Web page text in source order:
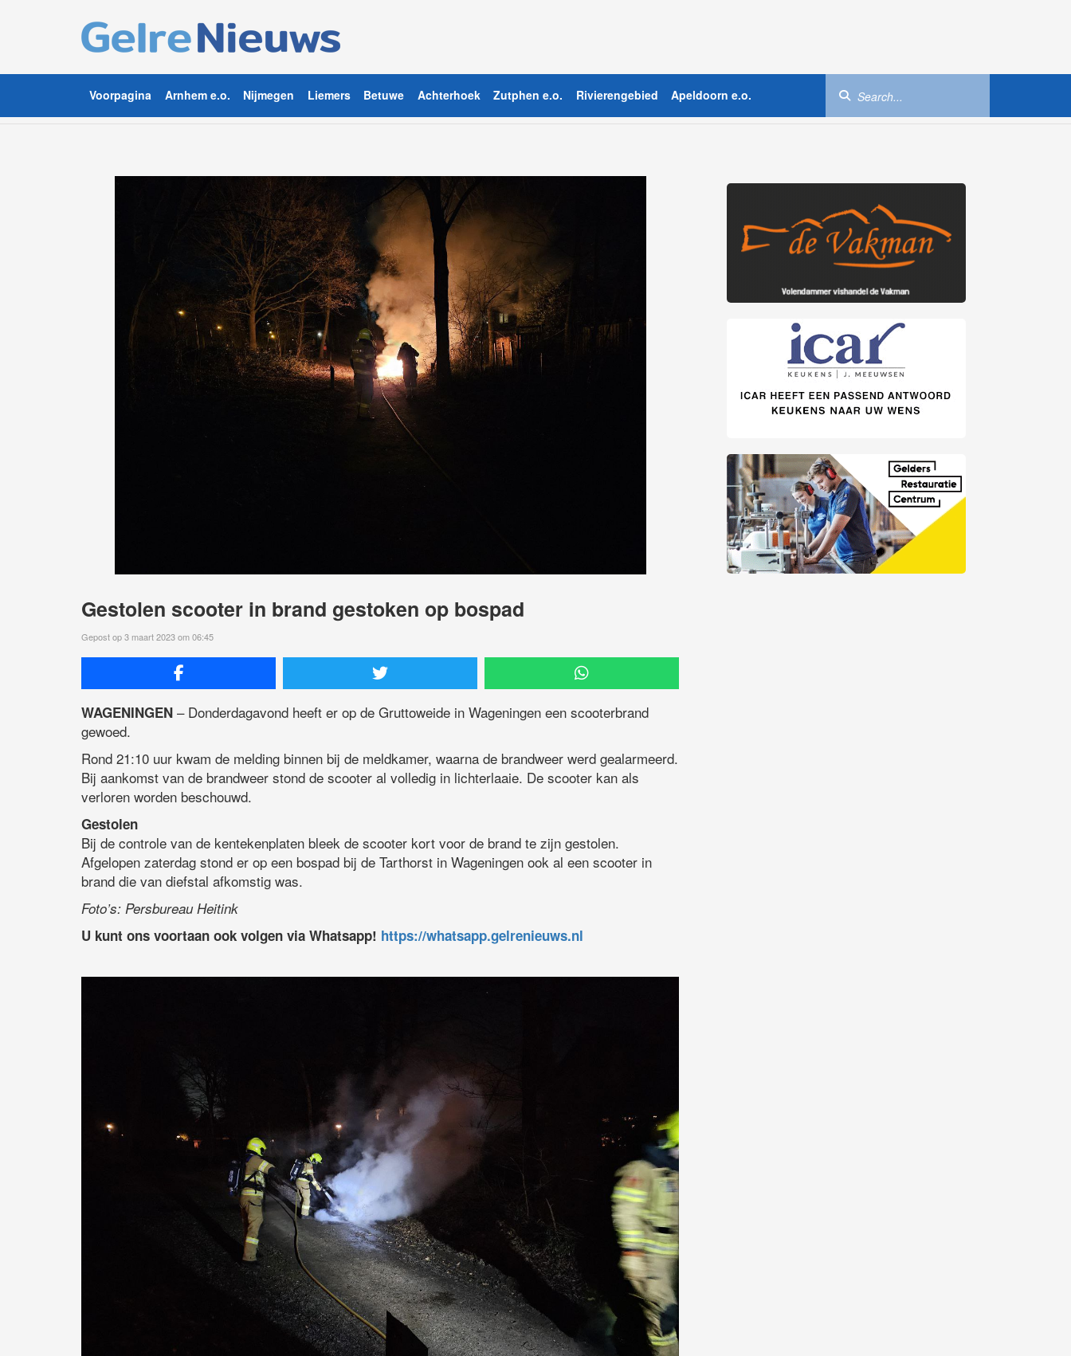
Voorpagina Arnhem e.o. Nijmegen Liemers Betuwe Achterhoek Zutphen e.o. Rivierengebied Apeldoorn e.o.
Gestolen scooter in brand gestoken op bospad
Gepost op 3 maart 2023 om 06:45
WAGENINGEN – Donderdagavond heeft er op de Gruttoweide in Wageningen een scooterbrand
gewoed.
Rond 21:10 uur kwam de melding binnen bij de meldkamer, waarna de brandweer werd gealarmeerd.
Bij aankomst van de brandweer stond de scooter al volledig in lichterlaaie. De scooter kan als
verloren worden beschouwd.
Gestolen
Bij de controle van de kentekenplaten bleek de scooter kort voor de brand te zijn gestolen.
Afgelopen zaterdag stond er op een bospad bij de Tarthorst in Wageningen ook al een scooter in
brand die van diefstal afkomstig was.
Foto’s: Persbureau Heitink
U kunt ons voortaan ook volgen via Whatsapp! https://whatsapp.gelrenieuws.nl